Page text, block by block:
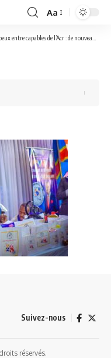
Font
Resizer
Aa
de l’Acr : de nouveaux objectifs pour une nouvelle année.
Suivez-nous
réservés.